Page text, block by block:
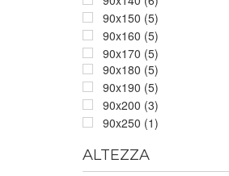
90x150 (5)
90x160 (5)
90x170 (5)
90x180 (5)
90x190 (5)
90x200 (3)
90x250 (1)
ALTEZZA